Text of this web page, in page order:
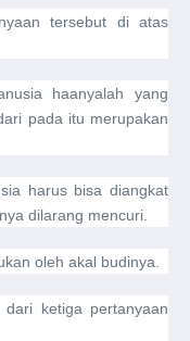
tersebut di atas
haanyalah yang
pada itu merupakan
harus bisa diangkat
dilarang mencuri.
oleh akal budinya.
ketiga pertanyaan